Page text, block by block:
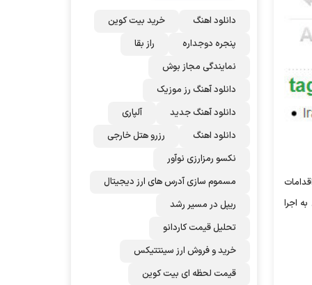
اجرا
دانلود اهنگ
خرید بیت کوین
پنجره دوجداره
راز بقا
نمایندگی مجاز بوش
دانلود آهنگ رز‌ موزیک
دانلود آهنگ جدید
آلپاری
دانلود اهنگ
رزرو هتل خارجی
نکسو رمزارزی نوآور
مسموم سازی آدرس های ارز دیجیتال
ریپل در مسیر رشد
تحلیل قیمت کاردانو
خرید و فروش ارز سینتتیکس
قیمت لحظه ای بیت کوین